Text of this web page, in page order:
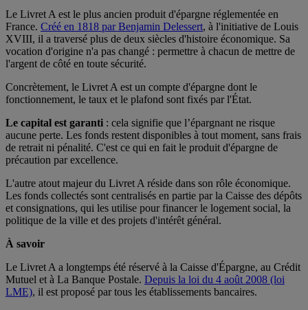
Le Livret A est le plus ancien produit d'épargne réglementée en
France. Créé en 1818 par Benjamin Delessert, à l'initiative de Louis
XVIII, il a traversé plus de deux siècles d'histoire économique. Sa
vocation d'origine n'a pas changé : permettre à chacun de mettre de
l'argent de côté en toute sécurité.
Concrètement, le Livret A est un compte d'épargne dont le
fonctionnement, le taux et le plafond sont fixés par l'État.
Le capital est garanti : cela signifie que l’épargnant ne risque
aucune perte. Les fonds restent disponibles à tout moment, sans frais
de retrait ni pénalité. C'est ce qui en fait le produit d'épargne de
précaution par excellence.
L'autre atout majeur du Livret A réside dans son rôle économique.
Les fonds collectés sont centralisés en partie par la Caisse des dépôts
et consignations, qui les utilise pour financer le logement social, la
politique de la ville et des projets d'intérêt général.
À savoir
Le Livret A a longtemps été réservé à la Caisse d'Épargne, au Crédit
Mutuel et à La Banque Postale. Depuis la loi du 4 août 2008 (loi
LME), il est proposé par tous les établissements bancaires.